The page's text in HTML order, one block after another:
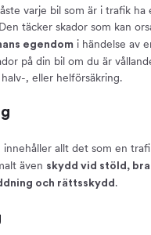
varje bil som är i trafik ha
täcker skador som kan
egendom i händelse av
på din bil om du är
, eller helförsäkring.
innehåller allt det som en
även skydd vid stöld,
och rättsskydd .